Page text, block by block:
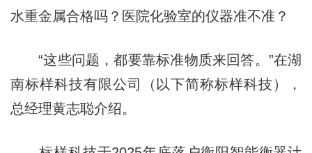
水重金属合格吗？医院化验室的仪器准不准？
“这些问题，都要靠标准物质来回答。”在湖
南标样科技有限公司（以下简称标样科技），
总经理黄志聪介绍。